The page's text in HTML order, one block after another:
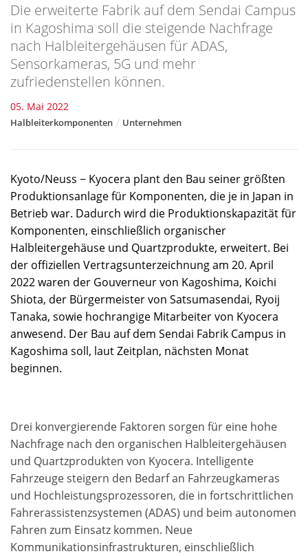
Die erweiterte Fabrik auf dem Sendai Campus
in Kagoshima soll die steigende Nachfrage
nach Halbleitergehäusen für ADAS,
Sensorkameras, 5G und mehr
zufriedenstellen können.
05. Mai 2022
Halbleiterkomponenten Unternehmen
Kyoto/Neuss − Kyocera plant den Bau seiner größten
Produktionsanlage für Komponenten, die je in Japan in
Betrieb war. Dadurch wird die Produktionskapazität für
Komponenten, einschließlich organischer
Halbleitergehäuse und Quartzprodukte, erweitert. Bei
der offiziellen Vertragsunterzeichnung am 20. April
2022 waren der Gouverneur von Kagoshima, Koichi
Shiota, der Bürgermeister von Satsumasendai, Ryoij
Tanaka, sowie hochrangige Mitarbeiter von Kyocera
anwesend. Der Bau auf dem Sendai Fabrik Campus in
Kagoshima soll, laut Zeitplan, nächsten Monat
beginnen.
Drei konvergierende Faktoren sorgen für eine hohe
Nachfrage nach den organischen Halbleitergehäusen
und Quartzprodukten von Kyocera. Intelligente
Fahrzeuge steigern den Bedarf an Fahrzeugkameras
und Hochleistungsprozessoren, die in fortschrittlichen
Fahrerassistenzsystemen (ADAS) und beim autonomen
Fahren zum Einsatz kommen. Neue
Kommunikationsinfrastrukturen, einschließlich